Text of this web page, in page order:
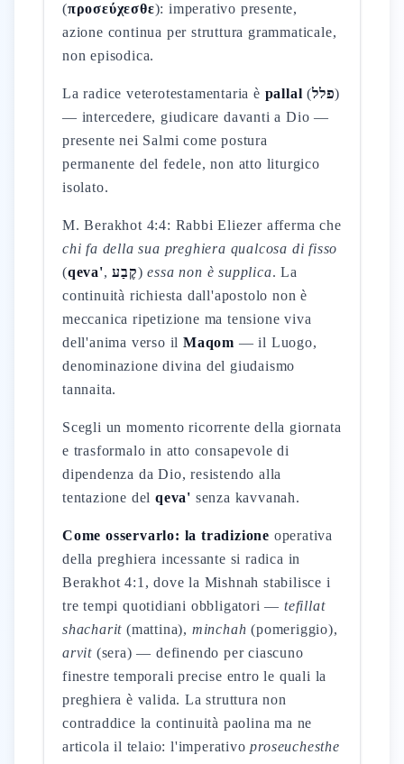
(προσεύχεσθε): imperativo presente,
azione continua per struttura grammaticale,
non episodica.
La radice veterotestamentaria è pallal (פלל)
— intercedere, giudicare davanti a Dio —
presente nei Salmi come postura
permanente del fedele, non atto liturgico
isolato.
M. Berakhot 4:4: Rabbi Eliezer afferma che
chi fa della sua preghiera qualcosa di fisso
(qeva',קֶבַע)essa non è supplica. La
continuità richiesta dall'apostolo non è
meccanica ripetizione ma tensione viva
dell'anima verso ilMaqom — il Luogo,
denominazione divina del giudaismo
tannaita.
Scegli un momento ricorrente della giornata
e trasformalo in atto consapevole di
dipendenza da Dio, resistendo alla
tentazione delqeva' senza kavvanah.
Come osservarlo: la tradizione operativa
della preghiera incessante si radica in
Berakhot 4:1, dove la Mishnah stabilisce i
tre tempi quotidiani obbligatori —tefillat
shacharit (mattina), minchah (pomeriggio),
arvit (sera) — definendo per ciascuno
finestre temporali precise entro le quali la
preghiera è valida. La struttura non
contraddice la continuità paolina ma ne
articola il telaio: l'imperativoproseuchesthe